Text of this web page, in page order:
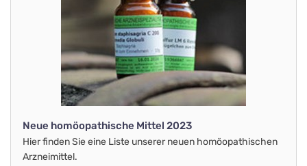
Neue homöopathische Mittel 2023
Hier finden Sie eine Liste unserer neuen homöopathischen
Arzneimittel.